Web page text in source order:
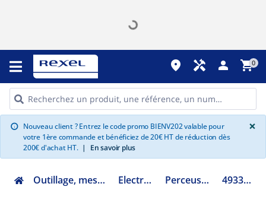
place handyman person shopping_cart0
info Nouveau client ? Entrez le code promo BIENV202 valable pour
votre 1ère commande et bénéficiez de 20€ HT de réduction dès
200€ d'achat HT. | En savoir plus
×
Outillage, mesure et fixation Electroportatif Perceuse-visseuse 4933447836